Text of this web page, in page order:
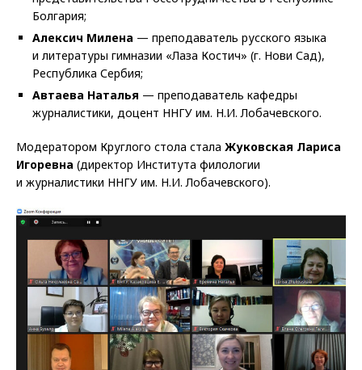
Болгария;
Алексич Милена — преподаватель русского языка
и литературы гимназии «Лаза Костич» (г. Нови Сад),
Республика Сербия;
Автаева Наталья — преподаватель кафедры
журналистики, доцент ННГУ им. Н.И. Лобачевского.
Модератором Круглого стола стала Жуковская Лариса
Игоревна (директор Института филологии
и журналистики ННГУ им. Н.И. Лобачевского).